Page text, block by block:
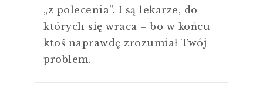
„z polecenia”. I są lekarze, do
których się wraca – bo w końcu
ktoś naprawdę zrozumiał Twój
problem.